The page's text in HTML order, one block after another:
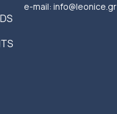
e-mail: info@leonice.gr